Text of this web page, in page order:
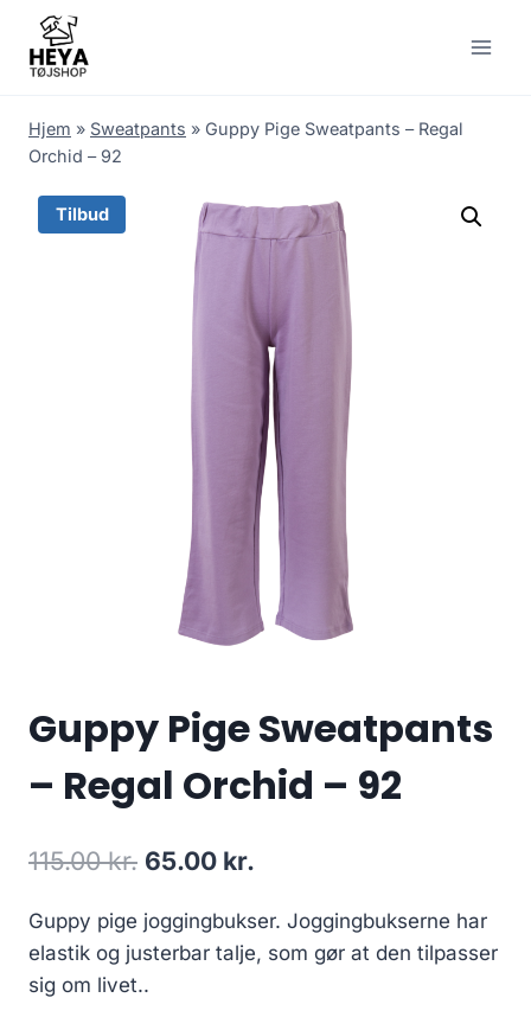
content
Hjem » Sweatpants » Guppy Pige Sweatpants – Regal
Orchid – 92
Tilbud
Guppy Pige Sweatpants
– Regal Orchid – 92
115.00kr. Original
was:
65.00 kr.
is:
Guppy pige joggingbukser. Joggingbukserne har
elastik og justerbar talje, som gør at den tilpasser
sig om livet..